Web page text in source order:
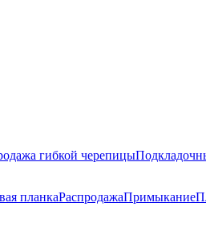
гибкой черепицы
планкаРаспродажаПримыкание